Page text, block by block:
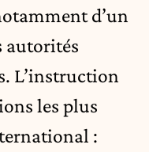
d’un
autorités
L’instruction
les plus
: